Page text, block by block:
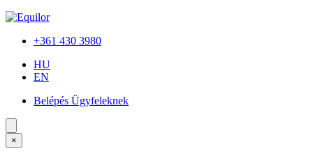
+361 430 3980
HU
EN
Belépés Ügyfeleknek
×